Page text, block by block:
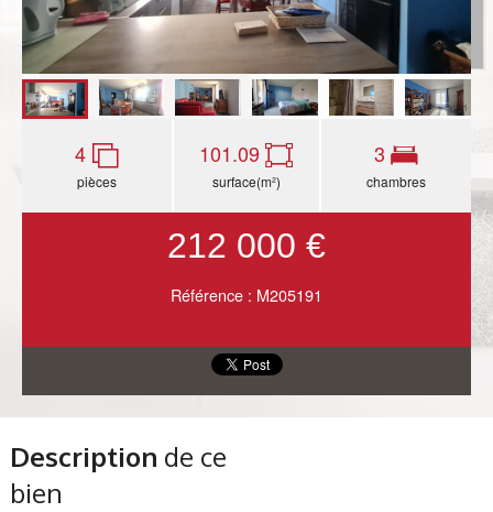
4
pièces
101.09
surface(m²)
3
chambres
212 000 €
Référence : M205191
Description de ce
bien